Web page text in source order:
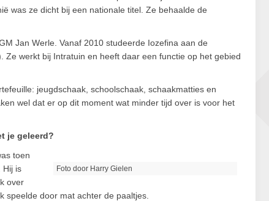
was ze dicht bij een nationale titel. Ze behaalde de
Jan Werle. Vanaf 2010 studeerde Iozefina aan de
werkt bij Intratuin en heeft daar een functie op het gebied
jeugdschaak, schoolschaak, schaakmatties en
wel dat er op dit moment wat minder tijd over is voor het
je geleerd?
Foto door Harry Gielen
toen
Hij is
over
speelde door mat achter de paaltjes.